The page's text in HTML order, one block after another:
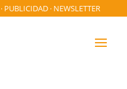
· PUBLICIDAD · NEWSLETTER